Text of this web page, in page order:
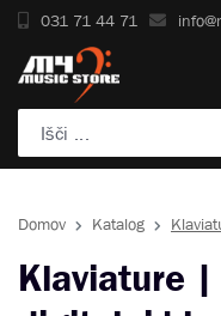
031 71 44 71
Domov Katalog
Klaviature